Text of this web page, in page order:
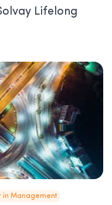
Lifelong
in Management